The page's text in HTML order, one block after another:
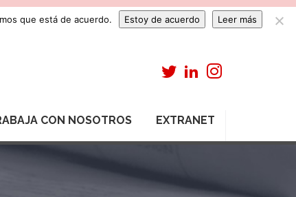
CON NOSOTROS EXTRANET
que está de acuerdo. Estoy de acuerdo Leer más